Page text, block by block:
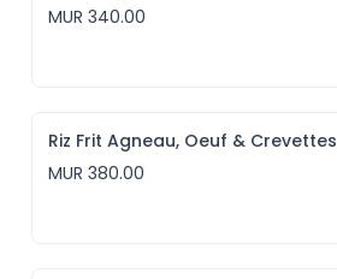
MUR 340.00
Riz Frit Agneau, Oeuf & Crevettes
MUR 380.00